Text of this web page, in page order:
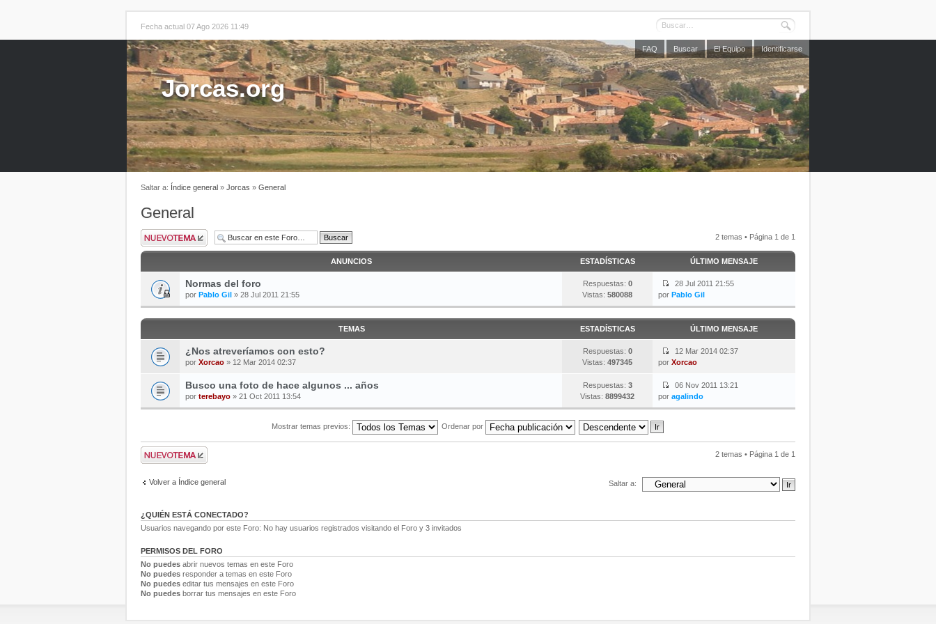
Fecha actual 07 Ago 2026 11:49
FAQ Buscar El Equipo Identificarse
Jorcas.org
Saltar a: Índice general » Jorcas » General
General
2 temas • Página 1 de 1
ANUNCIOS ESTADÍSTICAS ÚLTIMO MENSAJE
Normas del foro
por Pablo Gil » 28 Jul 2011 21:55
Respuestas: 0
Vistas: 580088
28 Jul 2011 21:55
por Pablo Gil
TEMAS ESTADÍSTICAS ÚLTIMO MENSAJE
¿Nos atreveríamos con esto?
por Xorcao » 12 Mar 2014 02:37
Respuestas: 0
Vistas: 497345
12 Mar 2014 02:37
por Xorcao
Busco una foto de hace algunos ... años
por terebayo » 21 Oct 2011 13:54
Respuestas: 3
Vistas: 8899432
06 Nov 2011 13:21
por agalindo
Mostrar temas previos: Ordenar por
2 temas • Página 1 de 1
Volver a Índice general Saltar a:
¿QUIÉN ESTÁ CONECTADO?
Usuarios navegando por este Foro: No hay usuarios registrados visitando el Foro y 3 invitados
PERMISOS DEL FORO
No puedes abrir nuevos temas en este Foro
No puedes responder a temas en este Foro
No puedes editar tus mensajes en este Foro
No puedes borrar tus mensajes en este Foro